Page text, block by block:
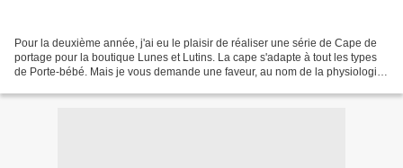
Pour la deuxième année, j'ai eu le plaisir de réaliser une série de Cape de
portage pour la boutique Lunes et Lutins. La cape s'adapte à tout les types
de Porte-bébé. Mais je vous demande une faveur, au nom de la physiologie